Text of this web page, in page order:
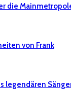
die
von Frank
legendären